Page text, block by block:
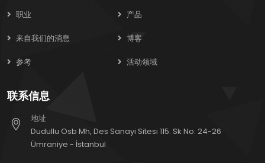
职业
来自我们的消息
参考
产品
博客
活动领域
联系信息
地址
Dudullu Osb Mh, Des Sanayi Sitesi 115. Sk No: 24-26
Ümraniye - İstanbul